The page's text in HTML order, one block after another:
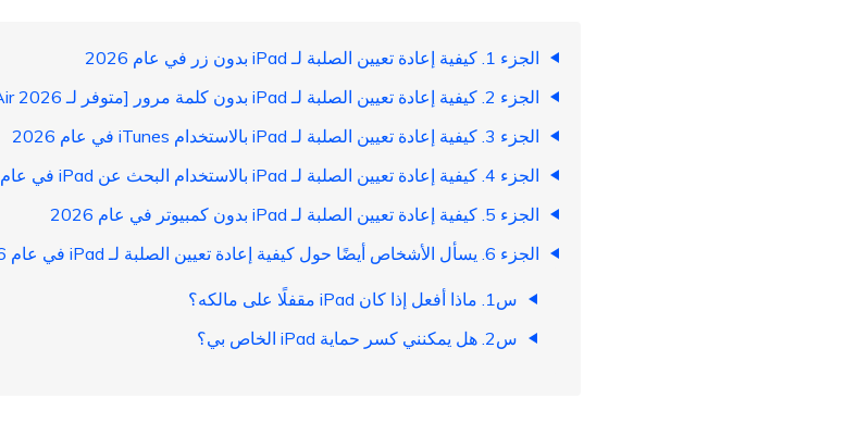
الجزء 1. كيفية إعادة تعيين الصلبة لـ iPad بدون زر في عام 2026
الجزء 2. كيفية إعادة تعيين الصلبة لـ iPad بدون كلمة مرور [متوفر لـ iPad Pro/Air 2026]
الجزء 3. كيفية إعادة تعيين الصلبة لـ iPad بالاستخدام iTunes في عام 2026
الجزء 4. كيفية إعادة تعيين الصلبة لـ iPad بالاستخدام البحث عن iPad في عام 2026
الجزء 5. كيفية إعادة تعيين الصلبة لـ iPad بدون كمبيوتر في عام 2026
الجزء 6. يسأل الأشخاص أيضًا حول كيفية إعادة تعيين الصلبة لـ iPad في عام 2026
س1. ماذا أفعل إذا كان iPad مقفلًا على مالكه؟
س2. هل يمكنني كسر حماية iPad الخاص بي؟